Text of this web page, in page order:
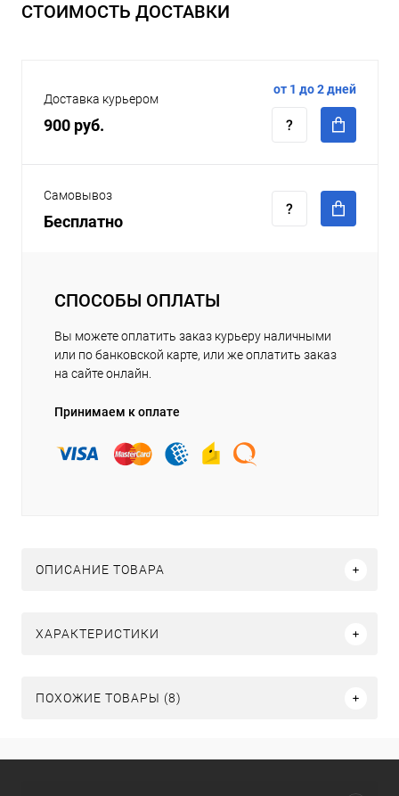
СТОИМОСТЬ ДОСТАВКИ
Доставка курьером
900 руб.
от 1 до 2 дней
Самовывоз
Бесплатно
СПОСОБЫ ОПЛАТЫ
Вы можете оплатить заказ курьеру наличными
или по банковской карте, или же оплатить заказ
на сайте онлайн.
Принимаем к оплате
ОПИСАНИЕ ТОВАРА
ХАРАКТЕРИСТИКИ
ПОХОЖИЕ ТОВАРЫ (8)